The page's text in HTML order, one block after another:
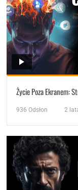
Życie Poza Ekranem:
936 Odsłon 2